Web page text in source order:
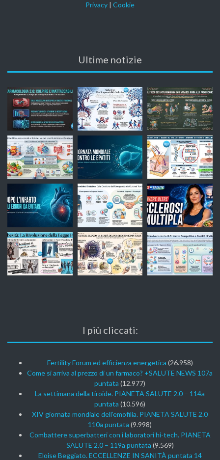
Privacy | Cookie
Ultime notizie
I più cliccati:
Fertility Forum ed efficienza energetica (26.958)
Come si arriva al prezzo di un farmaco? +SALUTE NEWS 107a
puntata (12.977)
La settimana della tiroide. PIANETA SALUTE 2.0 – 114a
puntata (10.596)
XIV giornata mondiale dell’emofilia. PIANETA SALUTE 2.0
110a puntata (9.998)
Combattere superbatteri con i laboratori hi-tech. PIANETA
SALUTE 2.0 – 119a puntata (9.569)
Eloise Beggiato. ECCELLENZE IN SANITÀ puntata 14